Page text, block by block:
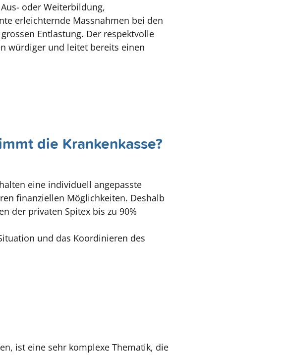
oder Weiterbildung,
erleichternde Massnahmen bei den
Entlastung. Der respektvolle
würdiger und leitet bereits einen
die Krankenkasse?
eine individuell angepasste
finanziellen Möglichkeiten. Deshalb
der privaten Spitex bis zu 90%
und das Koordinieren des
ist eine sehr komplexe Thematik, die